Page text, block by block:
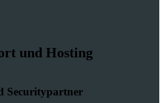
und Hosting
Securitypartner